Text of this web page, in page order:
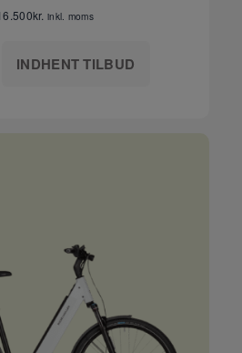
kr. inkl. moms
INDHENT TILBUD